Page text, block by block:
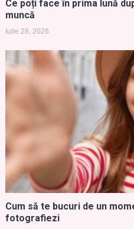
Ce poți face în prima lună
muncă
Iulie 28, 2026
Cum să te bucuri de un
fotografiezi